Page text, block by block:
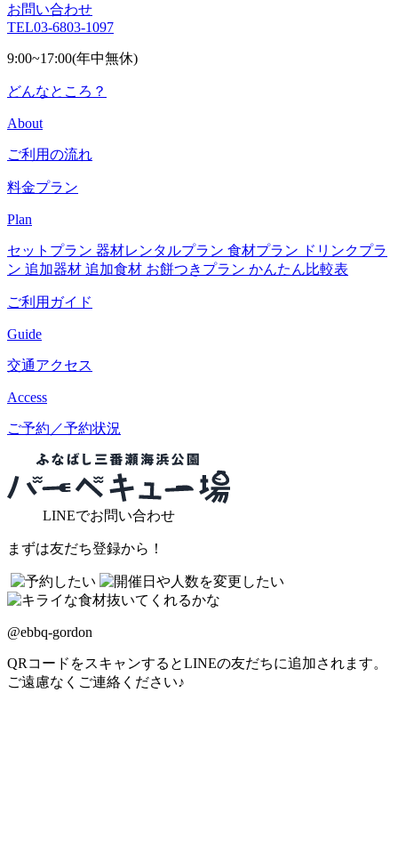
お問い合わせ
TEL03-6803-1097
9:00~17:00(年中無休)
どんなところ？
About
ご利用の流れ
料金プラン
Plan
セットプラン 器材レンタルプラン 食材プラン ドリンクプラ
ン 追加器材 追加食材 お餅つきプラン かんたん比較表
ご利用ガイド
Guide
交通アクセス
Access
ご予約／予約状況
LINEでお問い合わせ
まずは友だち登録から！
@ebbq-gordon
QRコードをスキャンするとLINEの友だちに追加されます。
ご遠慮なくご連絡ください♪